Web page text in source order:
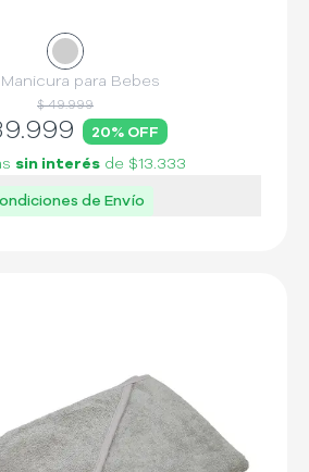
para Bebes
$ 49.999
20% OFF
sin interésde $13.333
de Envío